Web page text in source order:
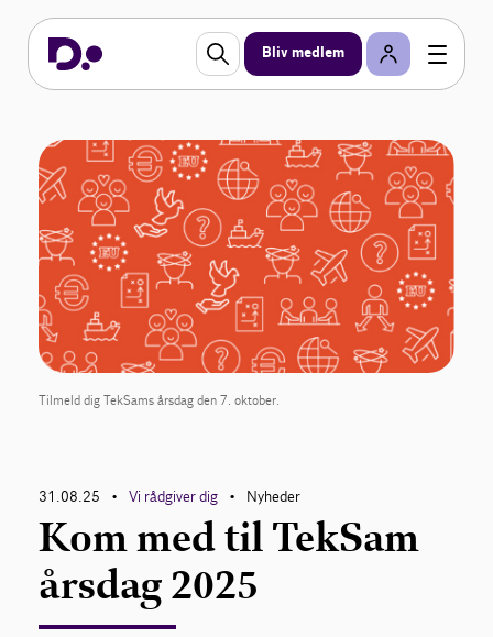
Bliv medlem
Tilmeld dig TekSams årsdag den 7. oktober.
31.08.25 • Vi rådgiver dig • Nyheder
Kom med til TekSam
årsdag 2025